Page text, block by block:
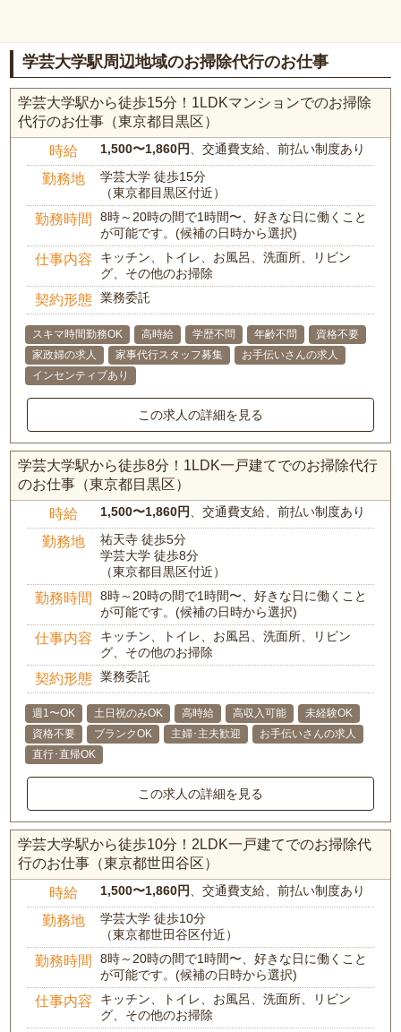
学芸大学駅周辺地域のお掃除代行のお仕事
学芸大学駅から徒歩15分！1LDKマンションでのお掃除
代行のお仕事（東京都目黒区）
時給 1,500〜1,860円、交通費支給、前払い制度あり
勤務地
学芸大学 徒歩15分
（東京都目黒区付近）
勤務時間
8時～20時の間で1時間〜、好きな日に働くこと
が可能です。(候補の日時から選択)
仕事内容
キッチン、トイレ、お風呂、洗面所、リビン
グ、その他のお掃除
契約形態 業務委託
スキマ時間勤務OK 高時給 学歴不問 年齢不問
資格不要
家政婦の求人
家事代行スタッフ募集
お手伝いさんの求人
インセンティブあり
この求人の詳細を見る
学芸大学駅から徒歩8分！1LDK一戸建てでのお掃除代行
のお仕事（東京都目黒区）
時給 1,500〜1,860円、交通費支給、前払い制度あり
勤務地
祐天寺 徒歩5分
学芸大学 徒歩8分
（東京都目黒区付近）
勤務時間
8時～20時の間で1時間〜、好きな日に働くこと
が可能です。(候補の日時から選択)
仕事内容
キッチン、トイレ、お風呂、洗面所、リビン
グ、その他のお掃除
契約形態 業務委託
週1〜OK 土日祝のみOK 高時給 高収入可能
未経験OK
資格不要
ブランクOK 主婦･主夫歓迎
お手伝いさんの求人
直行･直帰OK
この求人の詳細を見る
学芸大学駅から徒歩10分！2LDK一戸建てでのお掃除代
行のお仕事（東京都世田谷区）
時給 1,500〜1,860円、交通費支給、前払い制度あり
勤務地
学芸大学 徒歩10分
（東京都世田谷区付近）
勤務時間
8時～20時の間で1時間〜、好きな日に働くこと
が可能です。(候補の日時から選択)
仕事内容
キッチン、トイレ、お風呂、洗面所、リビン
グ、その他のお掃除